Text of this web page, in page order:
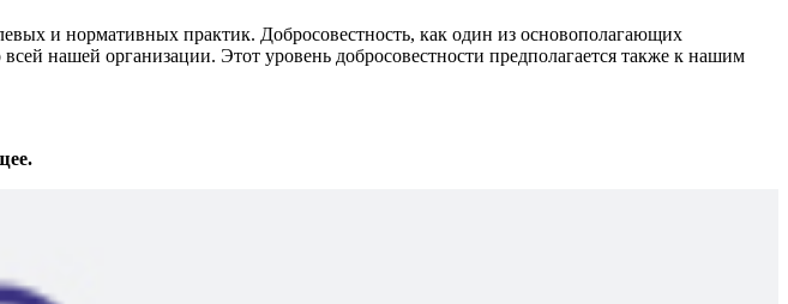
и нормативных практик. Добросовестность, как один из основополагающих
нашей организации. Этот уровень добросовестности предполагается также к нашим